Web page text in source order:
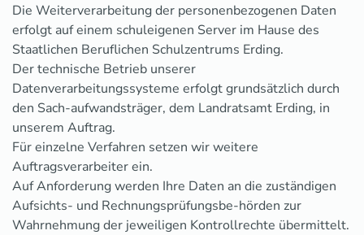
Die Weiterverarbeitung der personenbezogenen Daten
erfolgt auf einem schuleigenen Server im Hause des
Staatlichen Beruflichen Schulzentrums Erding.
Der technische Betrieb unserer
Datenverarbeitungssysteme erfolgt grundsätzlich durch
den Sach-aufwandsträger, dem Landratsamt Erding, in
unserem Auftrag.
Für einzelne Verfahren setzen wir weitere
Auftragsverarbeiter ein.
Auf Anforderung werden Ihre Daten an die zuständigen
Aufsichts- und Rechnungsprüfungsbe-hörden zur
Wahrnehmung der jeweiligen Kontrollrechte übermittelt.